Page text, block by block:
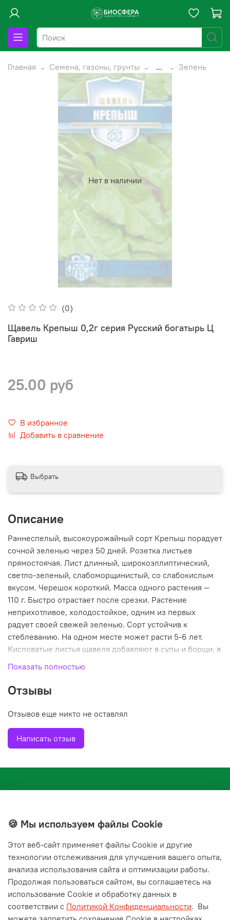
Главная Семена, газоны, грунты ... Зелень
Нет в наличии
(0)
Щавель Крепыш 0,2г серия Русский богатырь Ц
Гавриш
25.00 руб
В избранное
Добавить в сравнение
Выбрать
Описание
Раннеспелый, высокоурожайный сорт Крепыш порадует
сочной зеленью через 50 дней. Розетка листьев
прямостоячая. Лист длинный, широкоэллиптический,
светло-зеленый, слабоморщинистый, со слабокислым
вкусом. Черешок короткий. Масса одного растения —
110 г. Быстро отрастает после срезки. Растение
неприхотливое, холодостойкое, одним из первых
радует своей свежей зеленью. Сорт устойчив к
стеблеванию. На одном месте может расти 5-6 лет.
Кисловатые листья щавеля добавляют в супы и борщи, в
салаты, начинки для пирогов, а еще маринуют,
Для получения ранней продукции возможны подзимние
кислоты, вкусные и полезные, способен улучшить
и печени. Урожайность 5 кг/кв.м.
Показать полностью
Отзывы
Отзывов еще никто не оставлял
Написать отзыв
+7(843) 210-20-24
Мы в соц. сетях
🍪 Мы используем файлы Cookie
Этот веб‑сайт применяет файлы Cookie и другие
технологии отслеживания для улучшения вашего опыта,
анализа использования сайта и оптимизации работы.
Продолжая пользоваться сайтом, вы соглашаетесь на
использование Cookie и обработку данных в
соответствии с Политикой Конфиденциальности. Вы